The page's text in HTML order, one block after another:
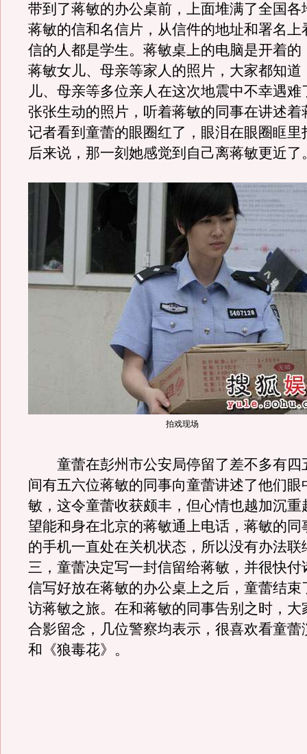
带到了蒋敏的办公桌前，上面堆满了全国各
蒋敏的信和名信片，从信件的地址和署名上
信的人都是学生。蒋敏桌上的电脑是开着的
蒋敏女儿、母亲等家人的照片，大家都知道
儿、母亲等多位亲人在这次地震中不幸遇难
张张生动的照片，听着蒋敏的同事在讲述着
记者看到童蕾的眼圈红了，眼泪在眼圈眶里
后来说，那一刻她感觉到自己离蒋敏更近了
拍戏现场
童蕾在彭州市公安局停留了差不多有四
间有五六位蒋敏的同事向童蕾讲述了他们眼
敏，这令童蕾收获颇丰，但心情也越加沉重
望能和身在北京的蒋敏通上电话，蒋敏的同
的手机一直处在关机状态，所以没有办法联
三，童蕾决定写一封信留给蒋敏，并很快付
信写好放在蒋敏的办公桌上之后，童蕾结束
访蒋敏之旅。在和蒋敏的同事告别之时，大
合影留念，几位警察均表示，很喜欢看童蕾
和《狼毒花》。